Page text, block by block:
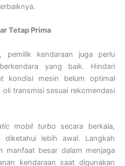
Tetap Prima
pemilik kendaraan juga perlu
yang baik. Hindari
kondisi mesin belum optimal
transmisi sesuai rekomendasi
mobil turbo secara berkala,
diketahui lebih awal. Langkah
manfaat besar dalam menjaga
kendaraan saat digunakan